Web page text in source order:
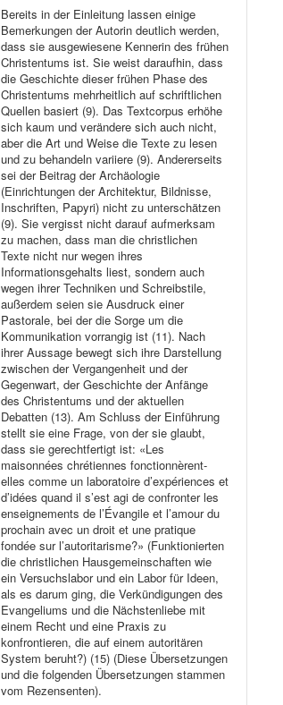
Bereits in der Einleitung lassen einige
Bemerkungen der Autorin deutlich werden,
dass sie ausgewiesene Kennerin des frühen
Christentums ist. Sie weist daraufhin, dass
die Geschichte dieser frühen Phase des
Christentums mehrheitlich auf schriftlichen
Quellen basiert (9). Das Textcorpus erhöhe
sich kaum und verändere sich auch nicht,
aber die Art und Weise die Texte zu lesen
und zu behandeln variiere (9). Andererseits
sei der Beitrag der Archäologie
(Einrichtungen der Architektur, Bildnisse,
Inschriften, Papyri) nicht zu unterschätzen
(9). Sie vergisst nicht darauf aufmerksam
zu machen, dass man die christlichen
Texte nicht nur wegen ihres
Informationsgehalts liest, sondern auch
wegen ihrer Techniken und Schreibstile,
außerdem seien sie Ausdruck einer
Pastorale, bei der die Sorge um die
Kommunikation vorrangig ist (11). Nach
ihrer Aussage bewegt sich ihre Darstellung
zwischen der Vergangenheit und der
Gegenwart, der Geschichte der Anfänge
des Christentums und der aktuellen
Debatten (13). Am Schluss der Einführung
stellt sie eine Frage, von der sie glaubt,
dass sie gerechtfertigt ist: «Les
maisonnées chrétiennes fonctionnèrent-
elles comme un laboratoire d’expériences et
d’idées quand il s’est agi de confronter les
enseignements de l’Évangile et l’amour du
prochain avec un droit et une pratique
fondée sur l’autoritarisme?» (Funktionierten
die christlichen Hausgemeinschaften wie
ein Versuchslabor und ein Labor für Ideen,
als es darum ging, die Verkündigungen des
Evangeliums und die Nächstenliebe mit
einem Recht und eine Praxis zu
konfrontieren, die auf einem autoritären
System beruht?) (15) (Diese Übersetzungen
und die folgenden Übersetzungen stammen
vom Rezensenten).